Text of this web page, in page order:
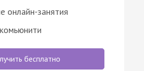
онлайн-занятия
бесплатно